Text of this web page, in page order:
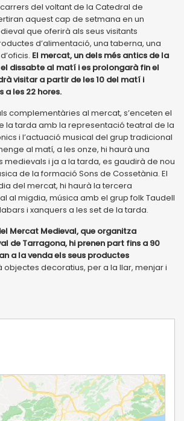
carrers del voltant de la Catedral de
aquest cap de setmana en un
que oferirà als seus visitants
d’alimentació, una taberna, una
El mercat, un dels més antics de la
dissabte al matí i es prolongarà fin el
visitar a partir de les 10 del matí i
les 22 hores.
complementàries al mercat, s’enceten el
la tarda amb la representació teatral de la
i l’actuació musical del grup tradicional
al matí, a les onze, hi haurà una
i ja a la tarda, es gaudirà de nou
de la formació Sons de Cossetània. El
del mercat, hi haurà la tercera
al migdia, música amb el grup folk Taudell
i xanquers a les set de la tarda.
Mercat Medieval, que organitza
de Tarragona, hi prenen part fins a 90
a la venda els seus productes
objectes decoratius, per a la llar, menjar i